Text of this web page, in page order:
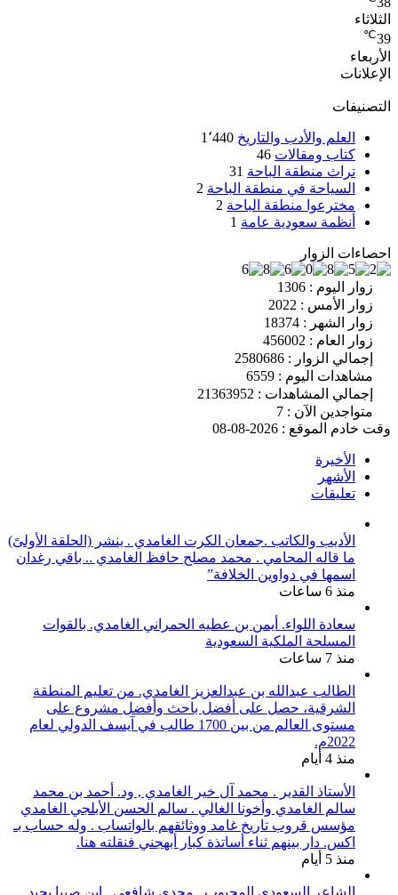
الثلاثاء
39
℃
الأربعاء
الإعلانات
التصنيفات
العلم والأدب والتاريخ 1٬440
كتاب ومقالات 46
تراث منطقة الباحة 31
السياحة في منطقة الباحة 2
مخترعوا منطقة الباحة 2
أنظمة سعودية عامة 1
احصاءات الزوار
زوار اليوم : 1306
زوار الأمس : 2022
زوار الشهر : 18374
زوار العام : 456002
إجمالي الزوار : 2580686
مشاهدات اليوم : 6559
إجمالي المشاهدات : 21363952
متواجدين الآن : 7
وقت خادم الموقع : 2026-08-08
الأخيرة
الأشهر
تعليقات
الأديب والكاتب .جمعان الكرت الغامدي . ينشر (الحلقة الأولىً)
ما قاله المحامي . محمد مصلح حافظ الغامدي .. باقي رغدان
اسمها في دواوين الخلافة”
منذ 6 ساعات
سعادة اللواء. أيمن بن عطيه الحمراني الغامدي. بالقوات
المسلحة الملكية السعودية
منذ 7 ساعات
الطالب عبدالله بن عبدالعزيز الغامدي. من تعليم المنطقة
الشرقية، حصل على أفضل باحث وأفضل مشروع على
مستوى العالم من بين 1700 طالب في آيسف الدولي لعام
2022م.
منذ 4 أيام
الأستاذ القدير . محمد آل خير الغامدي , ود. أحمد بن محمد
سالم الغامدي وأخونا الغالي . سالم الحسن الأبلجي الغامدي
مؤسس قروب تاريخ غامد ووثائقهم بالواتساب . وله حساب بـ
اكس. دار بينهم ثناء أساتذة كبار أبهجني فنقلته هنا.
منذ 5 أيام
الشاعر السعودي المحبوب . مجدي شافعي . ابن صبيا يجيد